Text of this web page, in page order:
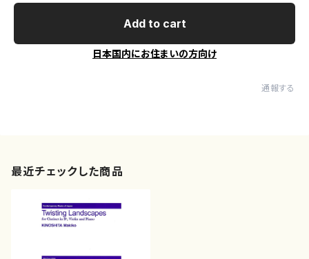
Add to cart
日本国内にお住まいの方向け
通報する
最近チェックした商品